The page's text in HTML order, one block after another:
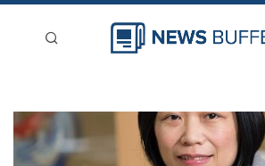
新聞稿分類
登入